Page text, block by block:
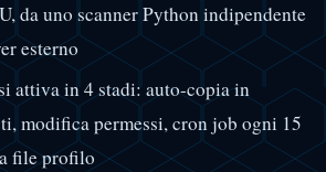
da uno scanner Python indipendente
esterno
attiva in 4 stadi: auto-copia in
modifica permessi, cron job ogni 15
file profilo